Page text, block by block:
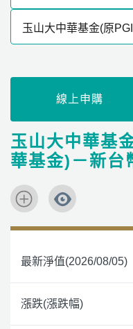
線上申購
玉山大中華基
華基金)－新台
最新淨值(2026/08/05)
漲跌(漲跌幅)